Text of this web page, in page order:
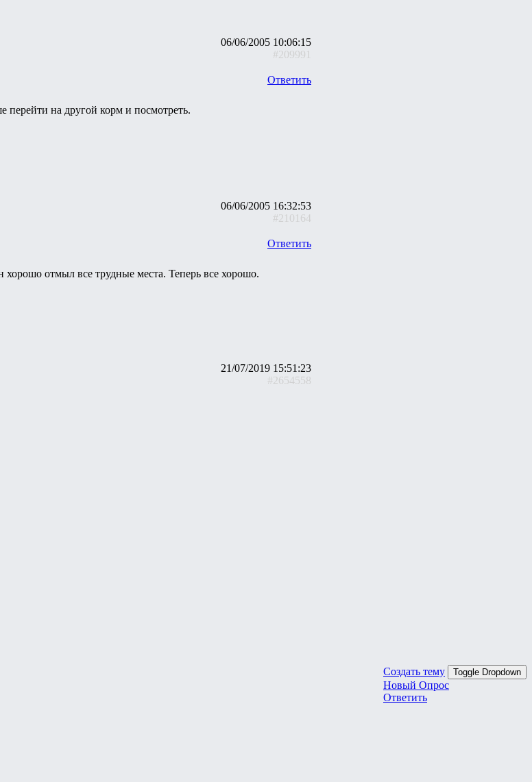
06/06/2005 10:06:15
#209991
Ответить
на другой корм и посмотреть.
06/06/2005 16:32:53
#210164
Ответить
отмыл все трудные места. Теперь все хорошо.
21/07/2019 15:51:23
#2654558
Создать тему Toggle Dropdown
Новый Опрос
Ответить